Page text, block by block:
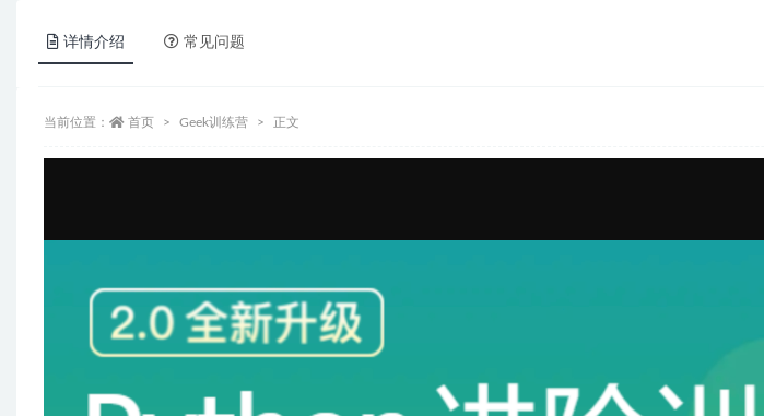
详情介绍 常见问题
当前位置： 首页 Geek训练营 正文